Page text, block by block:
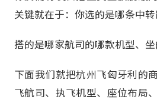
关键就在于：你选的是哪条中转
搭的是哪家航司的哪款机型、坐
下面我们就把杭州飞匈牙利的
飞航司、执飞机型、座位布局